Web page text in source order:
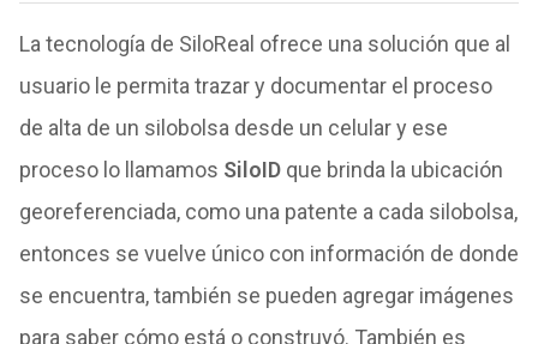
La tecnología de SiloReal ofrece una solución que al
usuario le permita trazar y documentar el proceso
de alta de un silobolsa desde un celular y ese
proceso lo llamamos SiloIDque brinda la ubicación
georeferenciada, como una patente a cada silobolsa,
entonces se vuelve único con información de donde
se encuentra, también se pueden agregar imágenes
para saber cómo está o construyó. También es